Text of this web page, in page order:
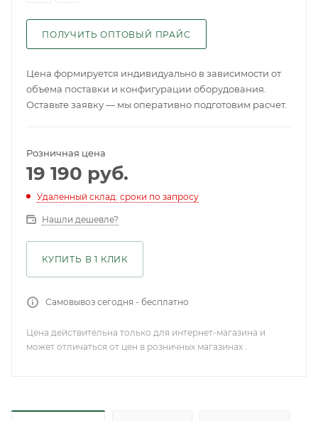
ПОЛУЧИТЬ ОПТОВЫЙ ПРАЙС
Цена формируется индивидуально в зависимости от
объема поставки и конфигурации оборудования.
Оставьте заявку — мы оперативно подготовим расчет.
Розничная цена
19 190 руб.
Удаленный склад: сроки по запросу
Нашли дешевле?
КУПИТЬ В 1 КЛИК
Самовывоз сегодня - бесплатно
Цена действительна только для интернет-магазина и
может отличаться от цен в розничных магазинах .